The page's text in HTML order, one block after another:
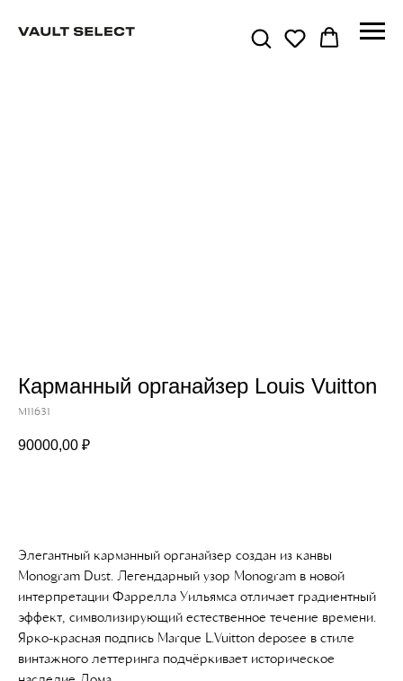
Карманный органайзер Louis Vuitton
M11631
90000,00 ₽
Элегантный карманный органайзер создан из канвы
Monogram Dust. Легендарный узор Monogram в новой
интерпретации Фаррелла Уильямса отличает градиентный
эффект, символизирующий естественное течение времени.
Ярко-красная подпись Marque L.Vuitton deposee в стиле
винтажного леттеринга подчёркивает историческое